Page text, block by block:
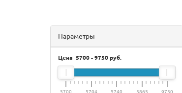
Параметры
Цена 5700 - 9750 руб.
5700 5704 5740 5865 9750